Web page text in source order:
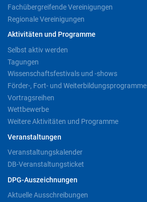
Fachübergreifende Vereinigungen
Regionale Vereinigungen
Aktivitäten und Programme
Selbst aktiv werden
Tagungen
Wissenschaftsfestivals und -shows
Förder-, Fort- und Weiterbildungsprogramme
Vortragsreihen
Wettbewerbe
Weitere Aktivitäten und Programme
Veranstaltungen
Veranstaltungskalender
DB-Veranstaltungsticket
DPG-Auszeichnungen
Aktuelle Ausschreibungen